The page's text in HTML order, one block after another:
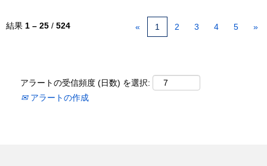
結果 1 – 25 / 524 « 1 2 3 4 5 »
アラートの受信頻度 (日数) を選択:
アラートの作成